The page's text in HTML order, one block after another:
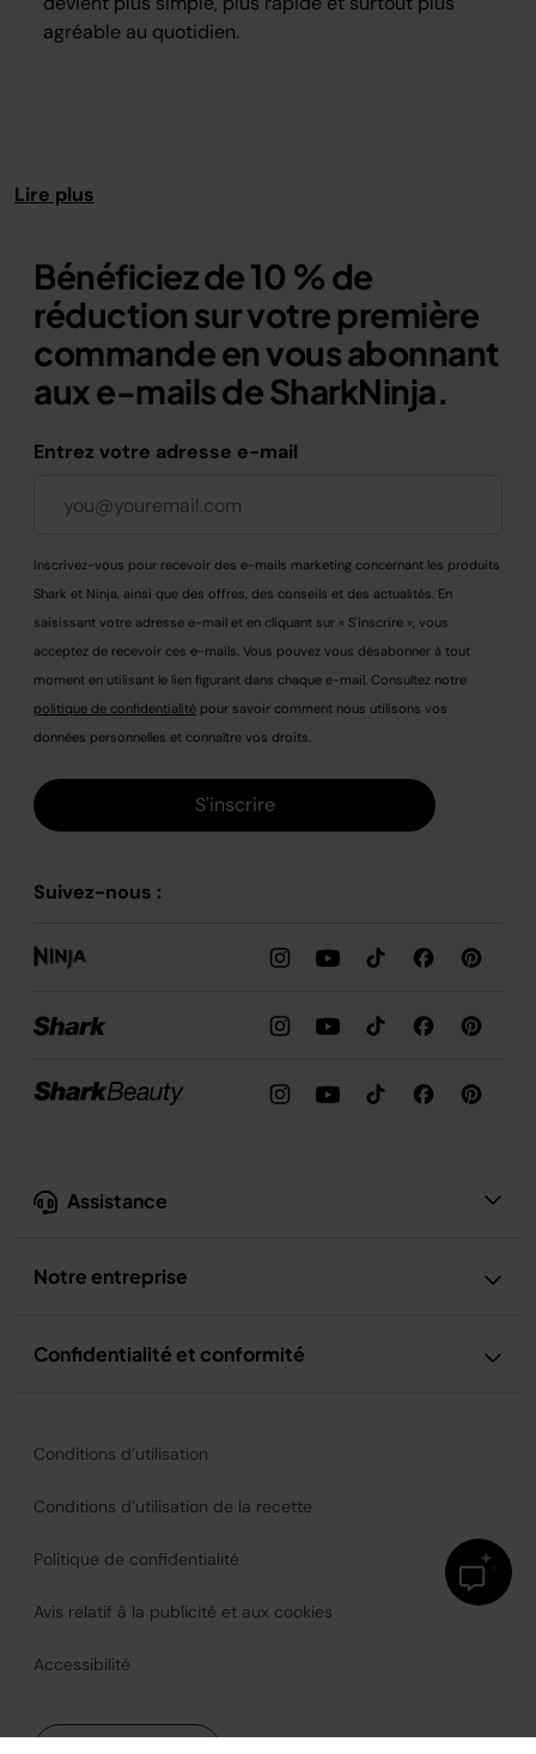
agréable au quotidien.
Lire plus
Assistance
Notre entreprise
Confidentialité et conformité
Bénéficiez de 10 % de
réduction sur votre première
commande en vous abonnant
aux e-mails de SharkNinja.
Entrez votre adresse e-mail
Inscrivez-vous pour recevoir des e-mails marketing concernant les produits
Shark et Ninja, ainsi que des offres, des conseils et des actualités. En
saisissant votre adresse e-mail et en cliquant sur « S'inscrire », vous
acceptez de recevoir ces e-mails. Vous pouvez vous désabonner à tout
moment en utilisant le lien figurant dans chaque e-mail. Consultez notre
politique de confidentialité pour savoir comment nous utilisons vos
données personnelles et connaître vos droits.
S'inscrire
Suivez-nous :
Conditions d’utilisation
Conditions d’utilisation de la recette
Politique de confidentialité
Avis relatif à la publicité et aux cookies
Accessibilité